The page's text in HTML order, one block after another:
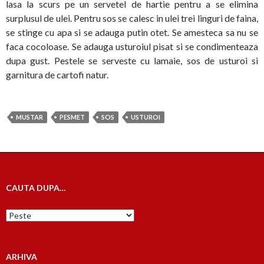
lasa la scurs pe un servetel de hartie pentru a se elimina
surplusul de ulei. Pentru sos se calesc in ulei trei linguri de faina,
se stinge cu apa si se adauga putin otet. Se amesteca sa nu se
faca cocoloase. Se adauga usturoiul pisat si se condimenteaza
dupa gust. Pestele se serveste cu lamaie, sos de usturoi si
garnitura de cartofi natur.
MUSTAR PESMET SOS USTUROI
CAUTA DUPA…
Cauta
dupa…
ARHIVA